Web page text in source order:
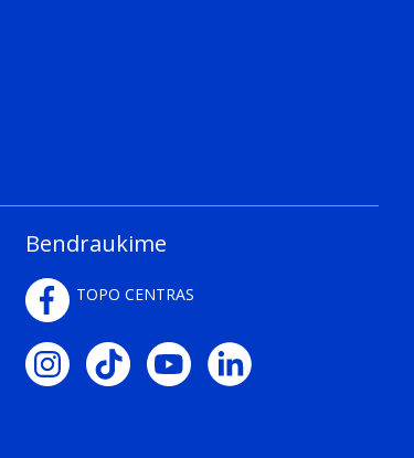
Bendraukime
TOPO CENTRAS